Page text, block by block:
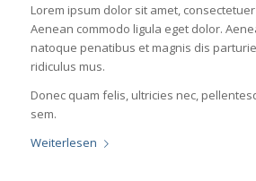
Lorem ipsum dolor sit amet,
Aenean commodo ligula eget dolor.
natoque penatibus et magnis dis
ridiculus mus.
Donec quam felis, ultricies nec,
sem.
Weiterlesen